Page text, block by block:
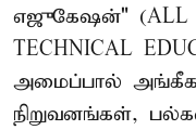
எஜுகேஷன்" (ALL
TECHNICAL
அமைப்பால்
நிறுவனங்கள்,